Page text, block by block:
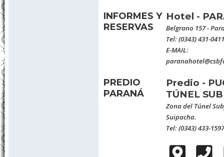
INFORMES Y
RESERVAS
Hotel -
Belgrano 157 -
Tel: (0343) 431-0411
E-MAIL:
PREDIO
PARANÁ
Predio -
TÚNEL
Zona del Túnel
Suipacha.
Tel: (0343) 433-1597